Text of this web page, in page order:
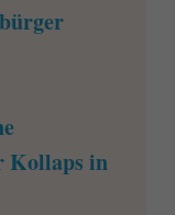
Kollaps in